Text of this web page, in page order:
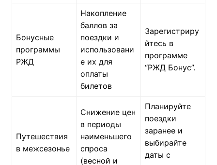
Бонусные
программы
РЖД
Накопление
баллов за
поездки и
использовани
е их для
оплаты
билетов
Зарегистриру
йтесь в
программе
“РЖД Бонус”.
Путешествия
в межсезонье
Снижение цен
в периоды
наименьшего
спроса
(весной и
Планируйте
поездки
заранее и
выбирайте
даты с